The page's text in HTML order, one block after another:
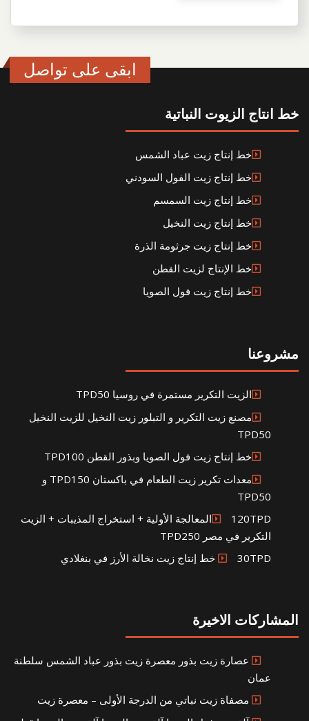
ابقى على تواصل
خط انتاج الزيوت النباتية
خط إنتاج زيت عباد الشمس
خط إنتاج زيت الفول السودني
خط إنتاج زيت السمسم
خط إنتاج زيت النخيل
خط إنتاج زيت جرثومة الذرة
خط الإنتاج لزيت القطن
خط إنتاج زيت فول الصويا
مشروعنا
الزيت التكرير مستمرة في روسيا TPD50
مصنع زيت التكرير و التبلور زيت النخيل للزيت النخيل
TPD50
خط إنتاج زيت فول الصويا وبذور القطن TPD100
معدات تكرير زيت الطعام في باكستان TPD150 و
TPD50
120TPDالمعالجة الأولية + استخراج المذيبات + الزيت
التكرير في مصر TPD250
30TPD خط إنتاج زيت نخالة الأرز في بنغلادي
المشاركات الاخيرة
عصارة زيت بذور معصرة زيت بذور عباد الشمس سلطنة
عمان
مصفاة زيت نباتي من الدرجة الأولى – معصرة زيت